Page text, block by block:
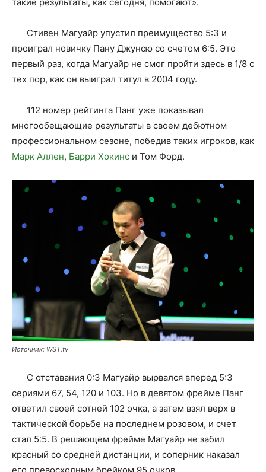
Стивен Магуайр упустил преимущество 5:3 и
проиграл новичку Пану Джунсю со счетом 6:5. Это
первый раз, когда Магуайр не смог пройти здесь в 1/8 с
тех пор, как он выиграл титул в 2004 году.
112 номер рейтинга Панг уже показывал
многообещающие результаты в своем дебютном
профессиональном сезоне, победив таких игроков, как
Марк Аллен, Барри Хокинс и Том Форд.
Источник: WST.tv
С отставания 0:3 Магуайр вырвался вперед 5:3
сериями 67, 54, 120 и 103. Но в девятом фрейме Панг
ответил своей сотней 102 очка, а затем взял верх в
тактической борьбе на последнем розовом, и счет
стал 5:5. В решающем фрейме Магуайр не забил
красный со средней дистанции, и соперник наказал
его превосходным брейком 95 очков.